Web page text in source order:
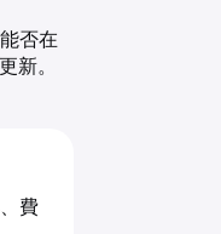
否在
新。
費